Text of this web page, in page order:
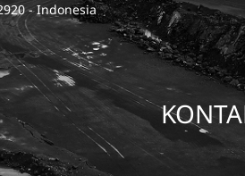
- Indonesia